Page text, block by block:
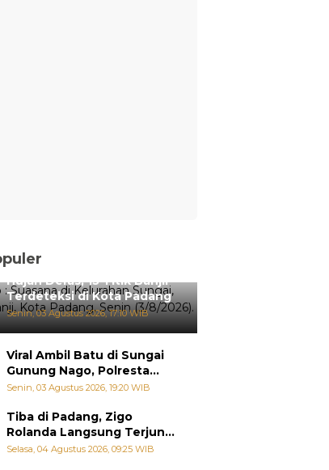
Hujan Deras, 15 Titik Banjir
Terdeteksi di Kota Padang
Senin, 03 Agustus 2026, 17:10 WIB
Viral Ambil Batu di Sungai
Gunung Nago, Polresta
Padang Ungkap Fakta
Senin, 03 Agustus 2026, 19:20 WIB
Tiba di Padang, Zigo
Rolanda Langsung Terjun
Bantu Warga Terdampak
Selasa, 04 Agustus 2026, 09:25 WIB